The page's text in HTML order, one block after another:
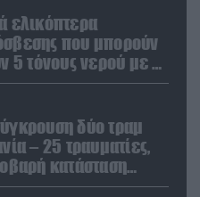
ελικόπτερα
που μπορούν
5 τόνους νερού με 8
δύο τραμ
– 25 τραυματίες,
κατάσταση